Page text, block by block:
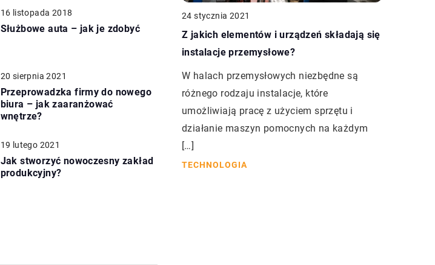
16 listopada 2018
Służbowe auta – jak je zdobyć
20 sierpnia 2021
Przeprowadzka firmy do nowego
biura – jak zaaranżować
wnętrze?
19 lutego 2021
Jak stworzyć nowoczesny zakład
produkcyjny?
24 stycznia 2021
Z jakich elementów i urządzeń składają się
instalacje przemysłowe?
W halach przemysłowych niezbędne są
różnego rodzaju instalacje, które
umożliwiają pracę z użyciem sprzętu i
działanie maszyn pomocnych na każdym
[…]
TECHNOLOGIA